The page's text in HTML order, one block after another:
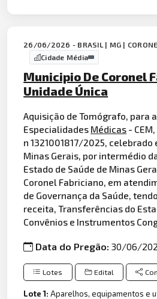
26/06/2026 - BRASIL | MG |
Cidade Média
Municipio De Coronel
Unidade Única
Aquisição de Tomógrafo, para
Especialidades Médicas -
n 1321001817/2025, celebrado
Minas Gerais, por intermédio
Estado de Saúde de Minas
Coronel Fabriciano, em
de Governança da Saúde,
receita, Transferências do
Convênios e Instrumentos
Data do Pregão:30/06/
Lotes Edital
Lote 1:Aparelhos, equipamentos e